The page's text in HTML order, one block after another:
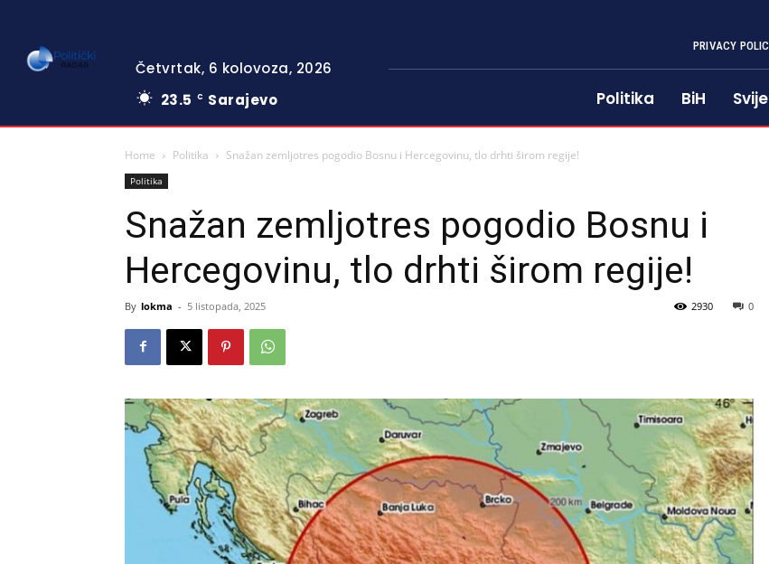
Četvrtak, 6 kolovoza, 2026
23.5
C Sarajevo
PRIVACY
Politika BiH
Home Politika Snažan zemljotres pogodio Bosnu i Hercegovinu, tlo drhti širom regije!
Politika
Snažan zemljotres pogodio Bosnu i
Hercegovinu, tlo drhti širom regije!
By lokma - 5 listopada, 2025 0
2930